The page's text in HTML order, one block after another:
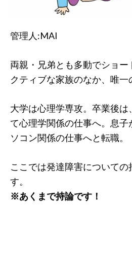
管理人:MAI
両親・兄弟とも多動でショ
クティブな家族のなか、唯一
大学は心理学専攻。卒業後
て心理学関係の仕事へ。息
ソコン関係の仕事へと転職。
ここでは発達障害についての
す。
※あくまで持論です！